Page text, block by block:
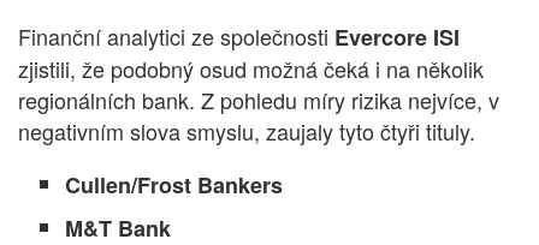
Finanční analytici ze společnosti Evercore ISI
zjistili, že podobný osud možná čeká i na několik
regionálních bank. Z pohledu míry rizika nejvíce, v
negativním slova smyslu, zaujaly tyto čtyři tituly.
Cullen/Frost Bankers
M&T Bank